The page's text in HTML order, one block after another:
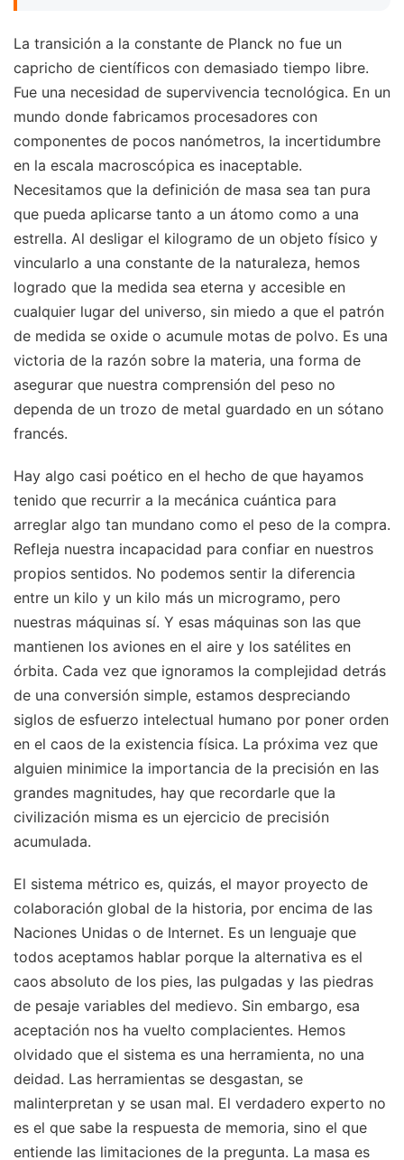
La transición a la constante de Planck no fue un
capricho de científicos con demasiado tiempo libre.
Fue una necesidad de supervivencia tecnológica. En un
mundo donde fabricamos procesadores con
componentes de pocos nanómetros, la incertidumbre
en la escala macroscópica es inaceptable.
Necesitamos que la definición de masa sea tan pura
que pueda aplicarse tanto a un átomo como a una
estrella. Al desligar el kilogramo de un objeto físico y
vincularlo a una constante de la naturaleza, hemos
logrado que la medida sea eterna y accesible en
cualquier lugar del universo, sin miedo a que el patrón
de medida se oxide o acumule motas de polvo. Es una
victoria de la razón sobre la materia, una forma de
asegurar que nuestra comprensión del peso no
dependa de un trozo de metal guardado en un sótano
francés.
Hay algo casi poético en el hecho de que hayamos
tenido que recurrir a la mecánica cuántica para
arreglar algo tan mundano como el peso de la compra.
Refleja nuestra incapacidad para confiar en nuestros
propios sentidos. No podemos sentir la diferencia
entre un kilo y un kilo más un microgramo, pero
nuestras máquinas sí. Y esas máquinas son las que
mantienen los aviones en el aire y los satélites en
órbita. Cada vez que ignoramos la complejidad detrás
de una conversión simple, estamos despreciando
siglos de esfuerzo intelectual humano por poner orden
en el caos de la existencia física. La próxima vez que
alguien minimice la importancia de la precisión en las
grandes magnitudes, hay que recordarle que la
civilización misma es un ejercicio de precisión
acumulada.
El sistema métrico es, quizás, el mayor proyecto de
colaboración global de la historia, por encima de las
Naciones Unidas o de Internet. Es un lenguaje que
todos aceptamos hablar porque la alternativa es el
caos absoluto de los pies, las pulgadas y las piedras
de pesaje variables del medievo. Sin embargo, esa
aceptación nos ha vuelto complacientes. Hemos
olvidado que el sistema es una herramienta, no una
deidad. Las herramientas se desgastan, se
malinterpretan y se usan mal. El verdadero experto no
es el que sabe la respuesta de memoria, sino el que
entiende las limitaciones de la pregunta. La masa es